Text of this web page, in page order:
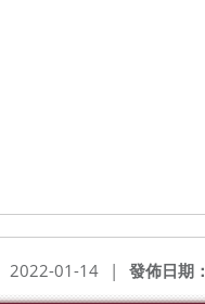
發佈日期：
2022-01-14 |